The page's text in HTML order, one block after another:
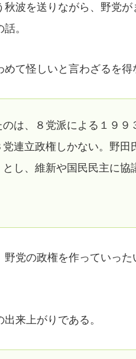
波を送りながら、野党
。
て怪しいと言わざるを得
は、８党派による１９９
連立政権しかない。野
し、維新や国民民主に協
党の政権を作っていっ
来上がりである。